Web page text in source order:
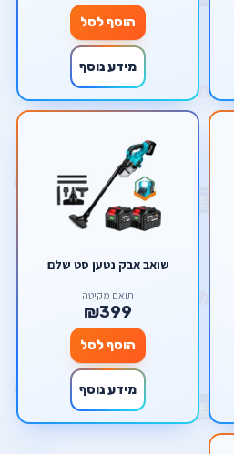
הוסף לסל
מידע נוסף
שואב אבק נטען סט שלם
תואם מקיטה
₪399
הוסף לסל
מידע נוסף